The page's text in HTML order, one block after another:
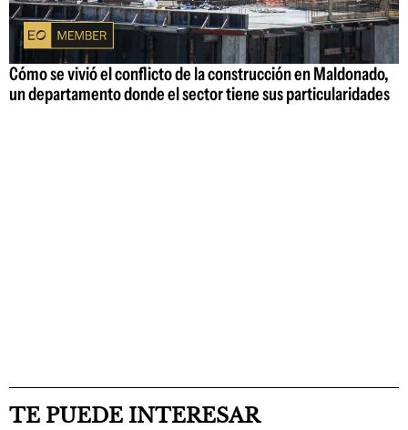
Cómo se vivió el conflicto de la construcción en Maldonado,
un departamento donde el sector tiene sus particularidades
TE PUEDE INTERESAR